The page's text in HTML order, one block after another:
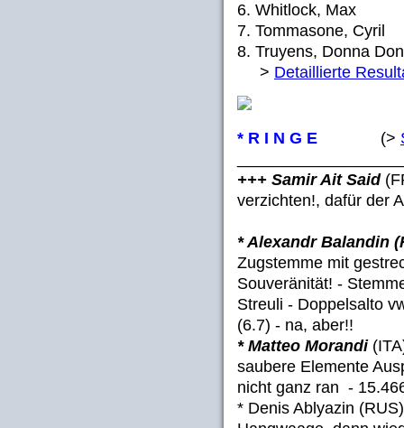
6. Whitlock, Max
7. Tommasone,
8. Truyens, Donna
> Detaillierte
* R I N G E (>
+++ Samir Ait Said
verzichten!, dafür der
* Alexandr Balandin
Zugstemme mit
Souveränität! -
Streuli - Doppelsalto
(6.7) - na, aber!!
* Matteo Morandi
saubere Elemente
nicht ganz ran -
* Denis Ablyazin